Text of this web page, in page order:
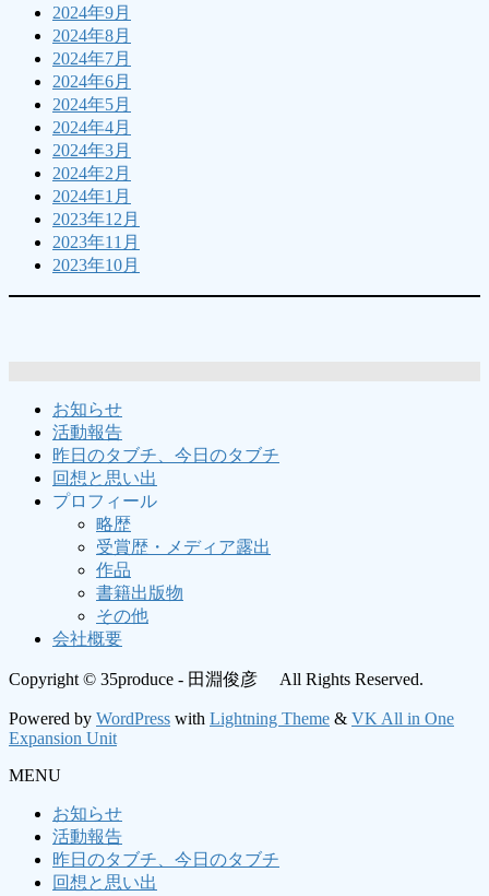
2024年9月
2024年8月
2024年7月
2024年6月
2024年5月
2024年4月
2024年3月
2024年2月
2024年1月
2023年12月
2023年11月
2023年10月
お知らせ
活動報告
昨日のタブチ、今日のタブチ
回想と思い出
プロフィール
略歴
受賞歴・メディア露出
作品
書籍出版物
その他
会社概要
Copyright © 35produce - 田淵俊彦 All Rights Reserved.
Powered by WordPress with Lightning Theme & VK All in One
Expansion Unit
MENU
お知らせ
活動報告
昨日のタブチ、今日のタブチ
回想と思い出